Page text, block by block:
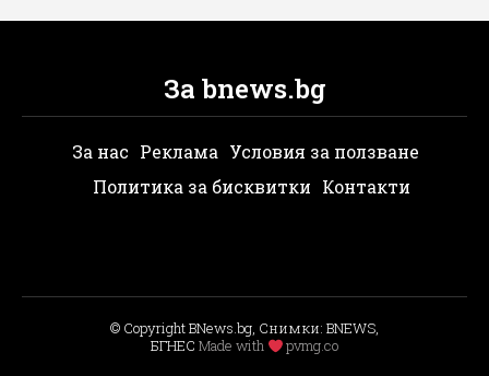
За bnews.bg
За нас Реклама Условия за ползване
Политика за бисквитки Контакти
© Copyright BNews.bg, Снимки: BNEWS,
БГНЕС Мade with pvmg.co